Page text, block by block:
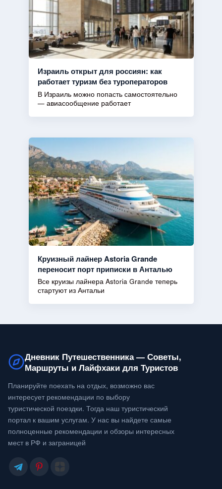
Израиль открыт для россиян: как
работает туризм без туроператоров
В Израиль можно попасть самостоятельно
— авиасообщение работает
Круизный лайнер Astoria Grande
переносит порт приписки в Анталью
Все круизы лайнера Astoria Grande теперь
стартуют из Антальи
Дневник Путешественника — Советы,
Маршруты и Лайфхаки для Туристов
Планируйте поехать на отдых, возможно вас
интересует рекомендации по выбору
туристической поездки. Тогда наш туристический
портал к вашим услугам. У нас вы найдете самые
полноценные рекомендации и обзоры интересных
мест в РФ и заграницей